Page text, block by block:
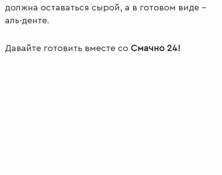
должна оставаться сырой, а в готовом виде –
аль-денте.
Давайте готовить вместе со Смачно 24!